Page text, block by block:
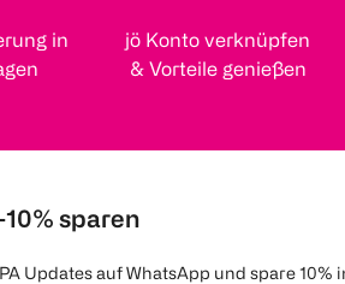
in
jö Konto verknüpfen
& Vorteile genießen
sparen
Updates auf WhatsApp und spare 10%